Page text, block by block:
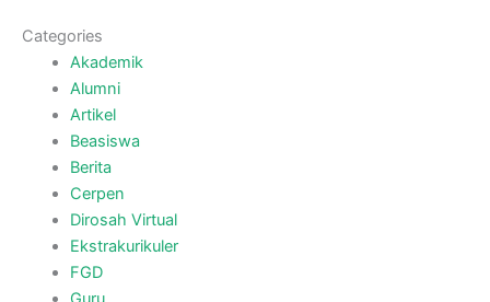
Categories
Akademik
Alumni
Artikel
Beasiswa
Berita
Cerpen
Dirosah Virtual
Ekstrakurikuler
FGD